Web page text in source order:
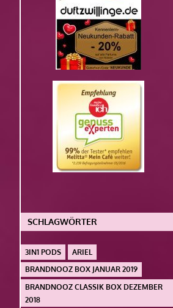
SCHLAGWÖRTER
3IN1 PODS
ARIEL
BRANDNOOZ BOX JANUAR 2019
BRANDNOOZ CLASSIK BOX DEZEMBER
2018